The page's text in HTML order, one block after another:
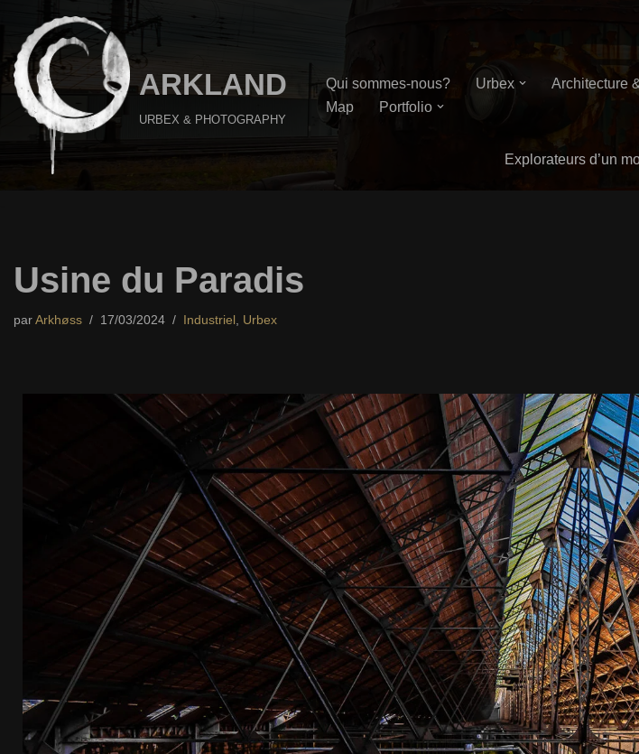
Aller
au
contenu
ARKLAND
URBEX & PHOTOGRAPHY
Qui sommes-nous? Urbex
Architecture
Map
Portfolio
Explorateurs d’un
Usine du Paradis
parArkhøss 17/03/2024 Industriel Urbex